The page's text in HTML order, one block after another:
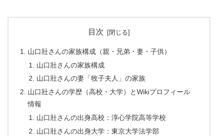
目次
山口壯さんの家族構成（親・兄弟・妻・子供）
山口壯さんの家族構成
山口壯さんの妻「牧子夫人」の家族
山口壯さんの学歴（高校・大学）とWikiプロフィール
情報
山口壯さんの出身高校：淳心学院高等学校
山口壯さんの出身大学：東京大学法学部